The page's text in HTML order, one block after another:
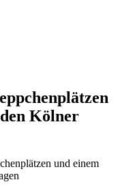
Kölner
und einem